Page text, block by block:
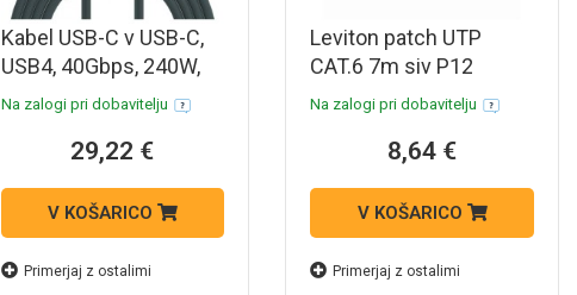
Kabel USB-C v USB-C,
USB4, 40Gbps, 240W,
8K 120Hz, 2m, Ewent
Na zalogi pri dobavitelju
29,22 €
V KOŠARICO
Primerjaj z ostalimi
Leviton patch UTP
CAT.6 7m siv P12
C6CPCU070-8CCBB-
Na zalogi pri dobavitelju
8,64 €
V KOŠARICO
Primerjaj z ostalimi